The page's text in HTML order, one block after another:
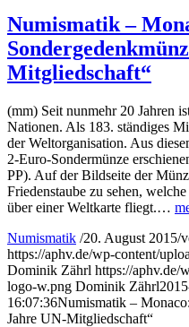
Numismatik –
Mitgliedschaft“
(mm) Seit nunmehr 20 Jahren
Nationen. Als 183. ständiges
der Weltorganisation. Aus
2-Euro-Sondermünze
PP). Auf der Bildseite der
Friedenstaube zu sehen,
über einer Weltkarte fliegt.…
Numismatik /20. August 2015/
https://aphv.de/wp-content/
Dominik Zährl https://aphv.de/
logo-w.png Dominik Zährl
16:07:36Numismatik –
Jahre UN-Mitgliedschaft“